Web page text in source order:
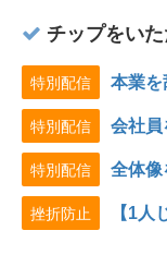
チップをい
特別配信 本業を
特別配信 会社員
特別配信 全体像
挫折防止 【1人